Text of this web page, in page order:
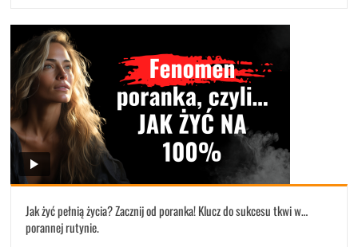
Jak żyć pełnią życia? Zacznij od poranka! Klucz do sukcesu tkwi w…
porannej rutynie.